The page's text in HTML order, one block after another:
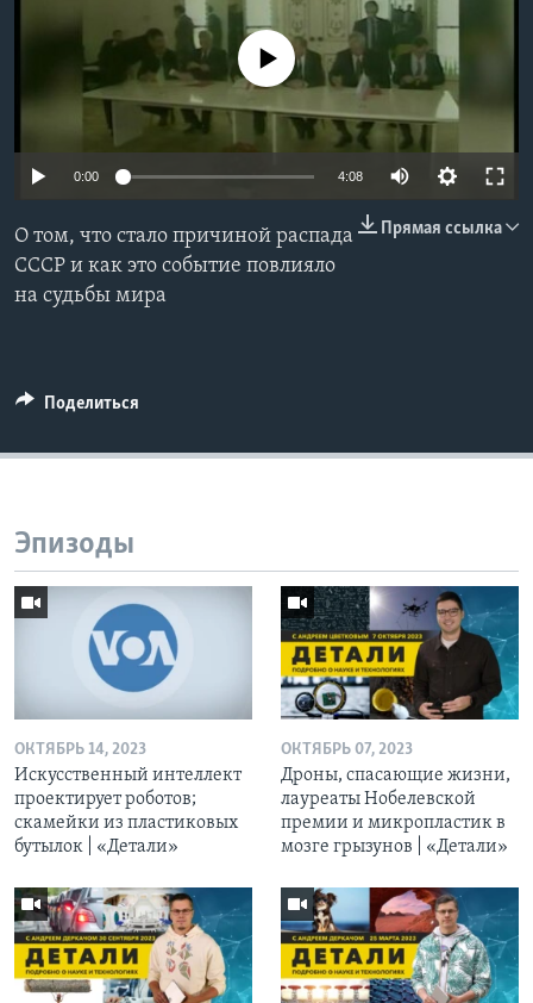
Learning English
СОЦИАЛЬНЫЕ СЕТИ
No media source currently available
0:00 4:08
Прямая ссылка
О том, что стало причиной распада
СССР и как это событие повлияло
на судьбы мира
Поделиться
Эпизоды
ОКТЯБРЬ 14, 2023
Искусственный интеллект
проектирует роботов;
скамейки из пластиковых
бутылок | «Детали»
ОКТЯБРЬ 07, 2023
Дроны, спасающие жизни,
лауреаты Нобелевской
премии и микропластик в
мозге грызунов | «Детали»